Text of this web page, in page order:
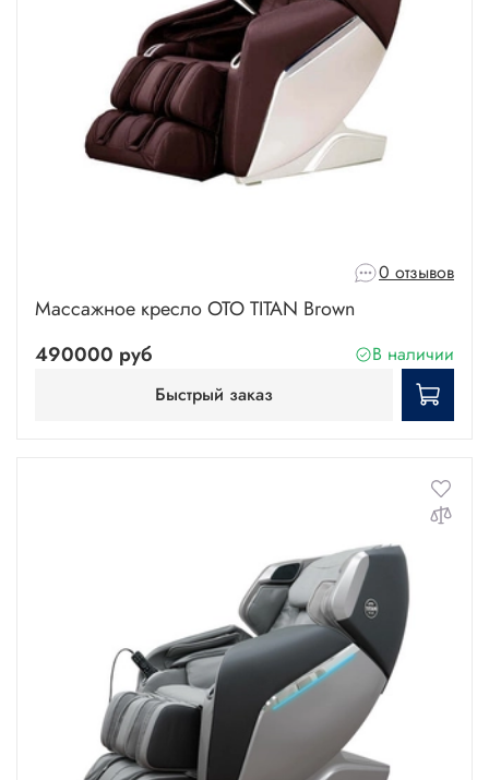
0 отзывов
Массажное кресло OTO TITAN Brown
490000 руб
В наличии
Быстрый заказ